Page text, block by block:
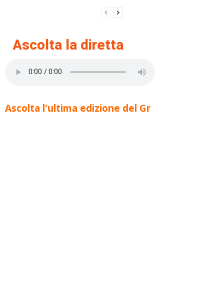
Ascolta la diretta
Ascolta l'ultima edizione del Gr